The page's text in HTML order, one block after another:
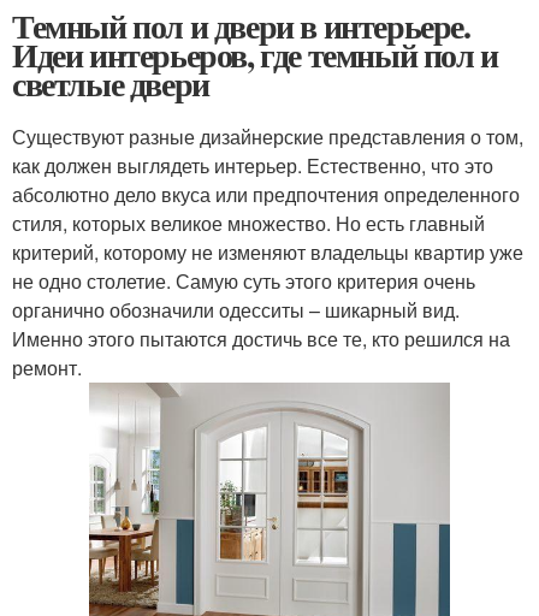
Темный пол и двери в интерьере.
Идеи интерьеров, где темный пол и
светлые двери
Существуют разные дизайнерские представления о том,
как должен выглядеть интерьер. Естественно, что это
абсолютно дело вкуса или предпочтения определенного
стиля, которых великое множество. Но есть главный
критерий, которому не изменяют владельцы квартир уже
не одно столетие. Самую суть этого критерия очень
органично обозначили одесситы – шикарный вид.
Именно этого пытаются достичь все те, кто решился на
ремонт.